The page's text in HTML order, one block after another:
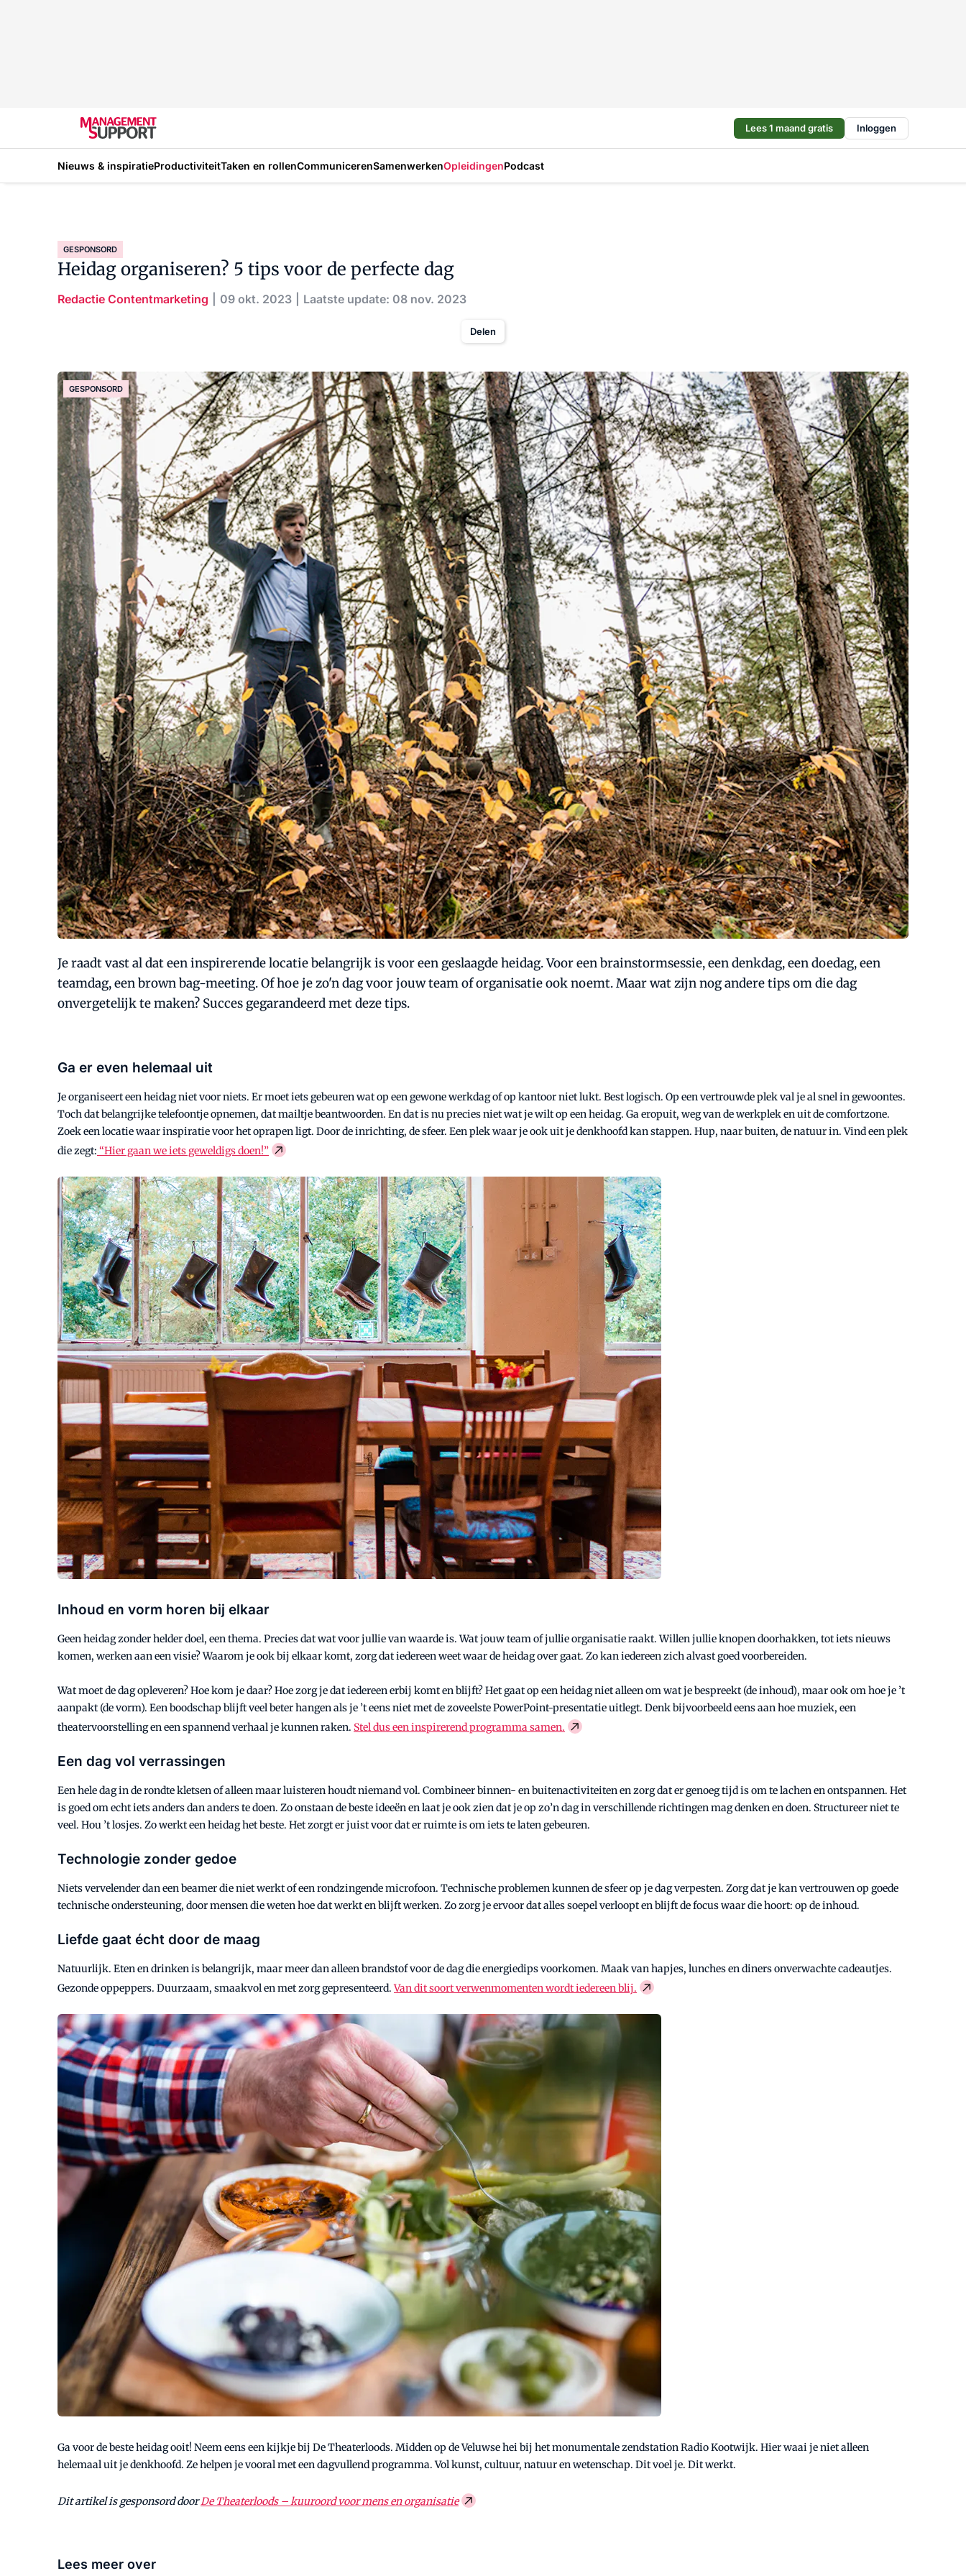
Lees 1 maand gratis Inloggen
Nieuws & inspiratieProductiviteitTaken en rollenCommunicerenSamenwerkenOpleidingenPodcast
GESPONSORD
Heidag organiseren? 5 tips voor de perfecte dag
Redactie Contentmarketing 09 okt. 2023 Laatste update: 08 nov. 2023
Delen
GESPONSORD
Je raadt vast al dat een inspirerende locatie belangrijk is voor een geslaagde heidag. Voor een brainstormsessie, een denkdag, een doedag, een
teamdag, een brown bag-meeting. Of hoe je zo'n dag voor jouw team of organisatie ook noemt. Maar wat zijn nog andere tips om die dag
onvergetelijk te maken? Succes gegarandeerd met deze tips.
Ga er even helemaal uit
Je organiseert een heidag niet voor niets. Er moet iets gebeuren wat op een gewone werkdag of op kantoor niet lukt. Best logisch. Op een vertrouwde plek val je al snel in gewoontes.
Toch dat belangrijke telefoontje opnemen, dat mailtje beantwoorden. En dat is nu precies niet wat je wilt op een heidag. Ga eropuit, weg van de werkplek en uit de comfortzone.
Zoek een locatie waar inspiratie voor het oprapen ligt. Door de inrichting, de sfeer. Een plek waar je ook uit je denkhoofd kan stappen. Hup, naar buiten, de natuur in. Vind een plek
die zegt: “Hier gaan we iets geweldigs doen!”
Inhoud en vorm horen bij elkaar
Geen heidag zonder helder doel, een thema. Precies dat wat voor jullie van waarde is. Wat jouw team of jullie organisatie raakt. Willen jullie knopen doorhakken, tot iets nieuws
komen, werken aan een visie? Waarom je ook bij elkaar komt, zorg dat iedereen weet waar de heidag over gaat. Zo kan iedereen zich alvast goed voorbereiden.
Wat moet de dag opleveren? Hoe kom je daar? Hoe zorg je dat iedereen erbij komt en blijft? Het gaat op een heidag niet alleen om wat je bespreekt (de inhoud), maar ook om hoe je ’t
aanpakt (de vorm). Een boodschap blijft veel beter hangen als je ’t eens niet met de zoveelste PowerPoint-presentatie uitlegt. Denk bijvoorbeeld eens aan hoe muziek, een
theatervoorstelling en een spannend verhaal je kunnen raken. Stel dus een inspirerend programma samen.
Een dag vol verrassingen
Een hele dag in de rondte kletsen of alleen maar luisteren houdt niemand vol. Combineer binnen- en buitenactiviteiten en zorg dat er genoeg tijd is om te lachen en ontspannen. Het
is goed om echt iets anders dan anders te doen. Zo onstaan de beste ideeën en laat je ook zien dat je op zo’n dag in verschillende richtingen mag denken en doen. Structureer niet te
veel. Hou ’t losjes. Zo werkt een heidag het beste. Het zorgt er juist voor dat er ruimte is om iets te laten gebeuren.
Technologie zonder gedoe
Niets vervelender dan een beamer die niet werkt of een rondzingende microfoon. Technische problemen kunnen de sfeer op je dag verpesten. Zorg dat je kan vertrouwen op goede
technische ondersteuning, door mensen die weten hoe dat werkt en blijft werken. Zo zorg je ervoor dat alles soepel verloopt en blijft de focus waar die hoort: op de inhoud.
Liefde gaat écht door de maag
Natuurlijk. Eten en drinken is belangrijk, maar meer dan alleen brandstof voor de dag die energiedips voorkomen. Maak van hapjes, lunches en diners onverwachte cadeautjes.
Gezonde oppeppers. Duurzaam, smaakvol en met zorg gepresenteerd.Van dit soort verwenmomenten wordt iedereen blij.
Ga voor de beste heidag ooit! Neem eens een kijkje bij De Theaterloods. Midden op de Veluwse hei bij het monumentale zendstation Radio Kootwijk. Hier waai je niet alleen
helemaal uit je denkhoofd. Ze helpen je vooral met een dagvullend programma. Vol kunst, cultuur, natuur en wetenschap. Dit voel je. Dit werkt.
Dit artikel is gesponsord doorDe Theaterloods – kuuroord voor mens en organisatie
Lees meer over